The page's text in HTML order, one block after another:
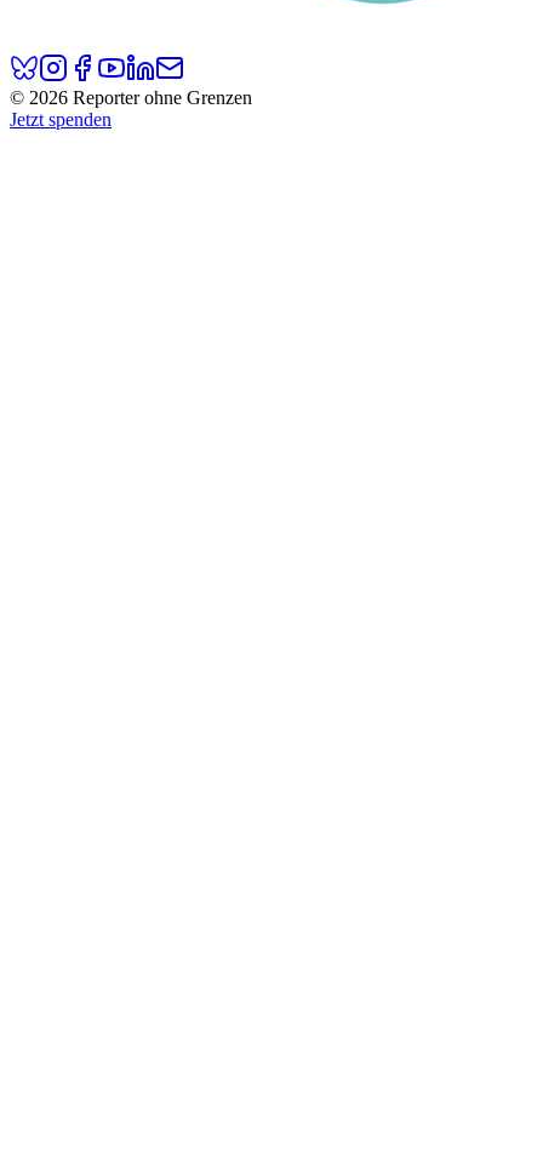
© 2026 Reporter ohne Grenzen
Jetzt spenden